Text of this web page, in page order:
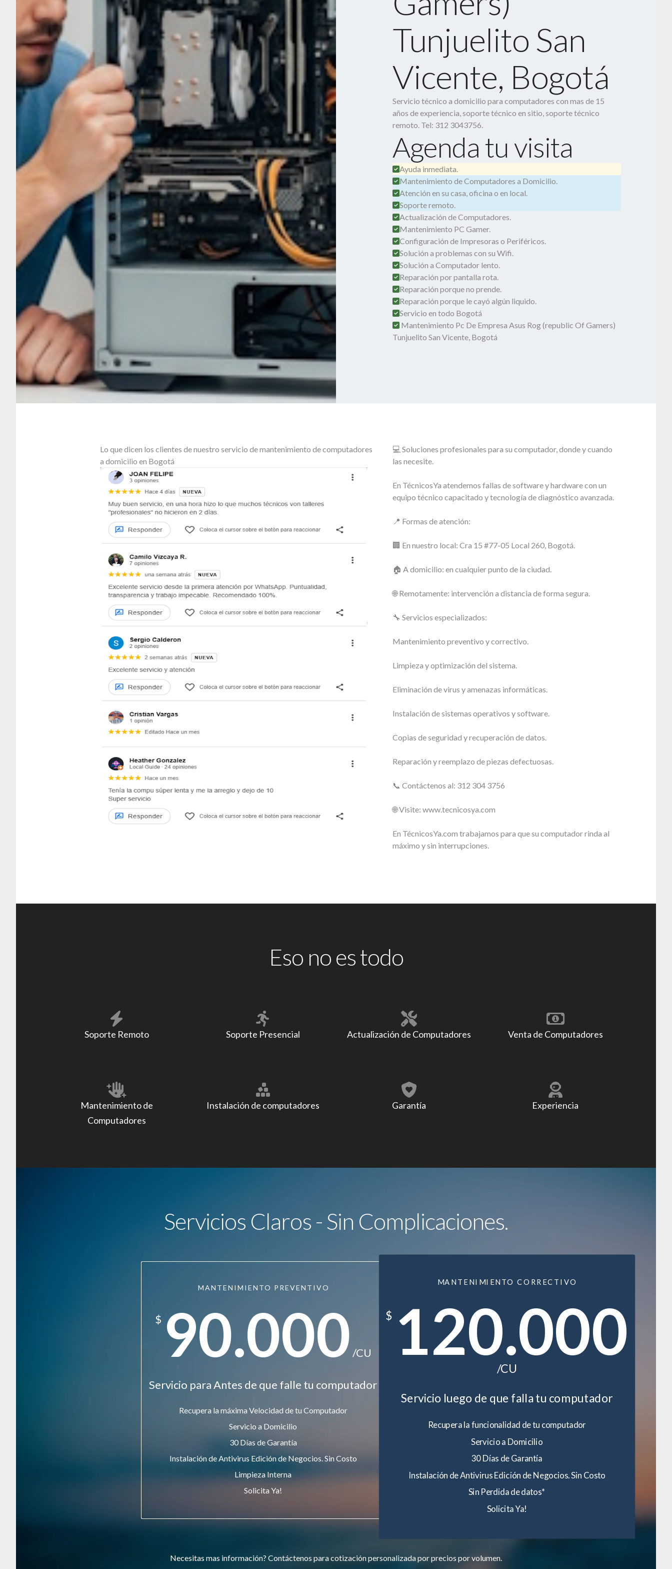
Tunjuelito San
Vicente, Bogotá
Servicio técnico a domicilio para computadores con mas de 15
años de experiencia, soporte técnico en sitio, soporte técnico
remoto. Tel: 312 3043756.
Agenda tu visita
Ayuda inmediata.
Mantenimiento de Computadores a Domicilio.
Atención en su casa, oficina o en local.
Soporte remoto.
Actualización de Computadores.
Mantenimiento PC Gamer.
Configuración de Impresoras o Periféricos.
Solución a problemas con su Wifi.
Solución a Computador lento.
Reparación por pantalla rota.
Reparación porque no prende.
Reparación porque le cayó algún liquido.
Servicio en todo Bogotá
Mantenimiento Pc De Empresa Asus Rog (republic Of Gamers)
Tunjuelito San Vicente, Bogotá
Lo que dicen los clientes de nuestro servicio de mantenimiento de computadores
a domicilio en Bogotá
💻 Soluciones profesionales para su computador, donde y cuando
las necesite.
En TécnicosYa atendemos fallas de software y hardware con un
equipo técnico capacitado y tecnología de diagnóstico avanzada.
📍 Formas de atención:
🏢 En nuestro local: Cra 15 #77-05 Local 260, Bogotá.
🏠 A domicilio: en cualquier punto de la ciudad.
🌐 Remotamente: intervención a distancia de forma segura.
🔧 Servicios especializados:
Mantenimiento preventivo y correctivo.
Limpieza y optimización del sistema.
Eliminación de virus y amenazas informáticas.
Instalación de sistemas operativos y software.
Copias de seguridad y recuperación de datos.
Reparación y reemplazo de piezas defectuosas.
📞 Contáctenos al: 312 304 3756
🌐 Visite: www.tecnicosya.com
En TécnicosYa.com trabajamos para que su computador rinda al
máximo y sin interrupciones.
Eso no es todo
Soporte Remoto Soporte Presencial Actualización de Computadores Venta de Computadores
Mantenimiento de
Computadores
Instalación de computadores Garantía Experiencia
Servicios Claros - Sin Complicaciones.
MANTENIMIENTO PREVENTIVO
$ 90.000 /CU
Servicio para Antes de que falle tu computador
Recupera la máxima Velocidad de tu Computador
Servicio a Domicilio
30 Días de Garantía
Instalación de Antivirus Edición de Negocios. Sin Costo
Limpieza Interna
Solicita Ya!
MANTENIMIENTO CORRECTIVO
$ 120.000
/CU
Servicio luego de que falla tu computador
Recupera la funcionalidad de tu computador
Servicio a Domicilio
30 Días de Garantía
Instalación de Antivirus Edición de Negocios. Sin Costo
Sin Perdida de datos*
Solicita Ya!
Necesitas mas información? Contáctenos para cotización personalizada por precios por volumen.